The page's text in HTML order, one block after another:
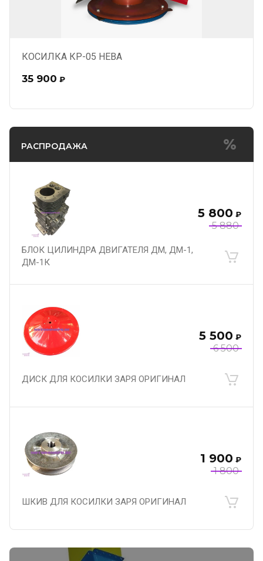
КОСИЛКА КР-05 НЕВА
35 900 ₽
РАСПРОДАЖА
5 880
5 800 ₽
БЛОК ЦИЛИНДРА ДВИГАТЕЛЯ ДМ, ДМ-1,
ДМ-1К
6 500
5 500 ₽
ДИСК ДЛЯ КОСИЛКИ ЗАРЯ ОРИГИНАЛ
1 800
1 900 ₽
ШКИВ ДЛЯ КОСИЛКИ ЗАРЯ ОРИГИНАЛ